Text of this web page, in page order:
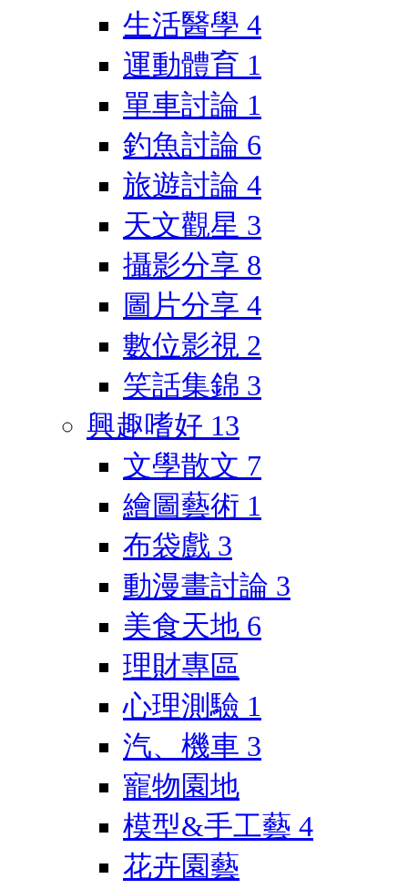
生活醫學 4
運動體育 1
單車討論 1
釣魚討論 6
旅遊討論 4
天文觀星 3
攝影分享 8
圖片分享 4
數位影視 2
笑話集錦 3
興趣嗜好 13
文學散文 7
繪圖藝術 1
布袋戲 3
動漫畫討論 3
美食天地 6
理財專區
心理測驗 1
汽、機車 3
寵物園地
模型&手工藝 4
花卉園藝